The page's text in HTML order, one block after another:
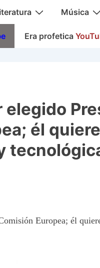
Música
Era profetica
elegido
él
Europea; él